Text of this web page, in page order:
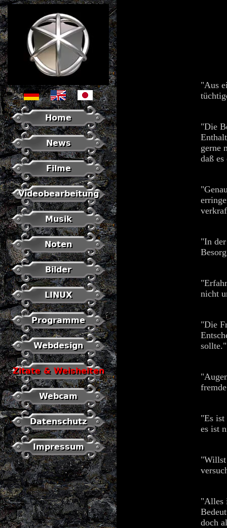
Home
News
Filme
Videobearbeitung
Musik
Noten
Bilder
LINUX
Programme
Webdesign
Zitate & Weisheiten
Webcam
Datenschutz
Impressum
"Aus
"Die
gerne
daß
"In
nicht
"Die
sollte."
"Es ist
es ist
"Willst
"Alles
doch